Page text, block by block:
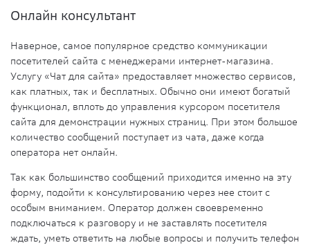
Онлайн консультант
Наверное, самое популярное средство коммуникации
посетителей сайта с менеджерами интернет-магазина.
Услугу «Чат для сайта» предоставляет множество сервисов,
как платных, так и бесплатных. Обычно они имеют богатый
функционал, вплоть до управления курсором посетителя
сайта для демонстрации нужных страниц. При этом большое
количество сообщений поступает из чата, даже когда
оператора нет онлайн.
Так как большинство сообщений приходится именно на эту
форму, подойти к консультированию через нее стоит с
особым вниманием. Оператор должен своевременно
подключаться к разговору и не заставлять посетителя
ждать, уметь ответить на любые вопросы и получить телефон